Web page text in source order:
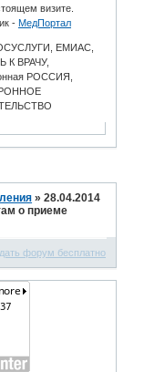
визите.
-МедПортал
ЕМИАС,
К ВРАЧУ,
РОССИЯ,
»28.04.2014
о приеме
форум бесплатно